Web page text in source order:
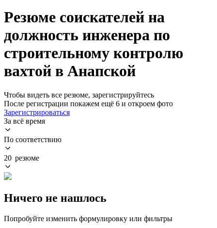
Резюме соискателей на
должность инженера по
строительному контролю
вахтой в Анапской
Чтобы видеть все резюме, зарегистрируйтесь
После регистрации покажем ещё 6 и откроем фото
Зарегистрироваться
За всё время
По соответствию
20 резюме
Ничего не нашлось
Попробуйте изменить формулировку или фильтры